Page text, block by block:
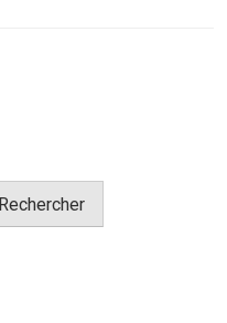
Rechercher